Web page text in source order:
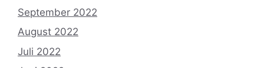
September 2022
August 2022
Juli 2022